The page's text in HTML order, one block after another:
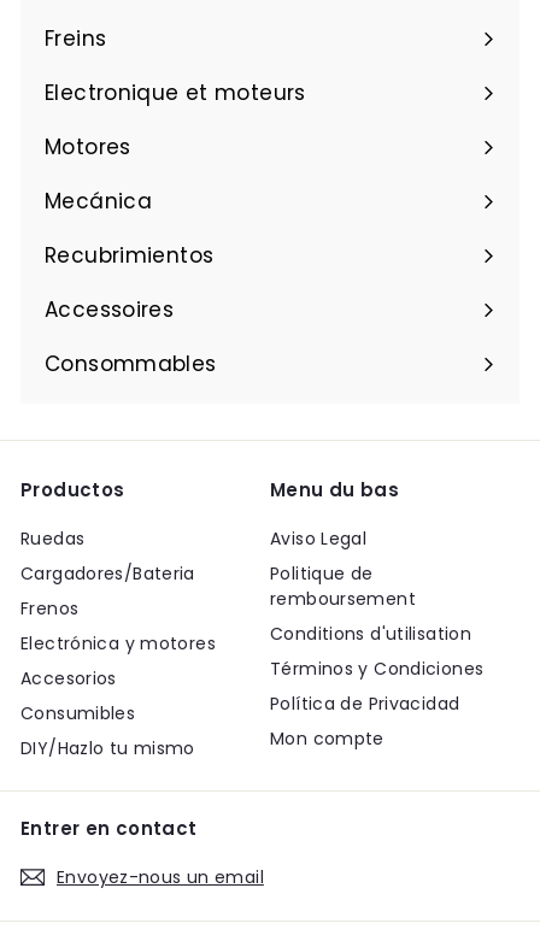
Freins
Electronique et moteurs
Motores
Mecánica
Recubrimientos
Accessoires
Consommables
Productos
Ruedas
Cargadores/Bateria
Frenos
Electrónica y motores
Accesorios
Consumibles
DIY/Hazlo tu mismo
Menu du bas
Aviso Legal
Politique de
remboursement
Conditions d'utilisation
Términos y Condiciones
Política de Privacidad
Mon compte
Entrer en contact
Envoyez-nous un email